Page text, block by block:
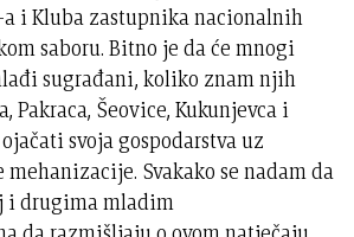
a i Kluba zastupnika nacionalnih
saboru. Bitno je da će mnogi
sugrađani, koliko znam njih
Pakraca, Šeovice, Kukunjevca i
svoja gospodarstva uz
Svakako se nadam da
i drugima mladim